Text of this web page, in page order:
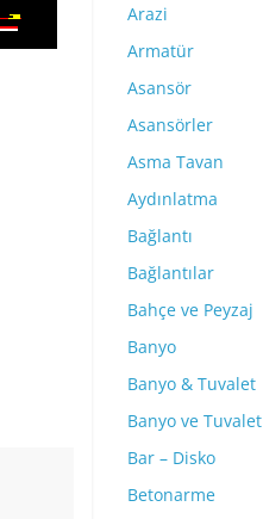
Arazi
Armatür
Asansör
Asansörler
Asma Tavan
Aydınlatma
Bağlantı
Bağlantılar
Bahçe ve Peyzaj
Banyo
Banyo & Tuvalet
Banyo ve Tuvalet
Bar – Disko
Betonarme